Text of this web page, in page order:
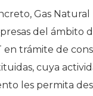
Gas Natural
del ámbito
en trámite de
cuya
les permita